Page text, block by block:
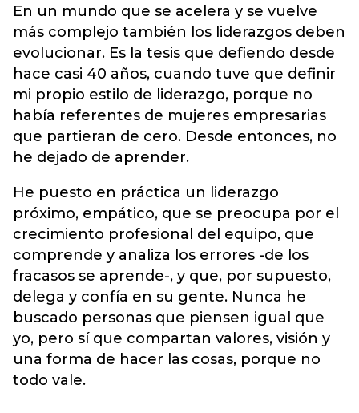
En un mundo que se acelera y se vuelve
más complejo también los liderazgos deben
evolucionar. Es la tesis que defiendo desde
hace casi 40 años, cuando tuve que definir
mi propio estilo de liderazgo, porque no
había referentes de mujeres empresarias
que partieran de cero. Desde entonces, no
he dejado de aprender.
He puesto en práctica un liderazgo
próximo, empático, que se preocupa por el
crecimiento profesional del equipo, que
comprende y analiza los errores -de los
fracasos se aprende-, y que, por supuesto,
delega y confía en su gente. Nunca he
buscado personas que piensen igual que
yo, pero sí que compartan valores, visión y
una forma de hacer las cosas, porque no
todo vale.